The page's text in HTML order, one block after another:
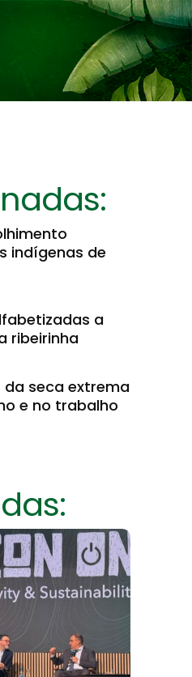
indígenas de
a
ribeirinha
da seca extrema
e no trabalho